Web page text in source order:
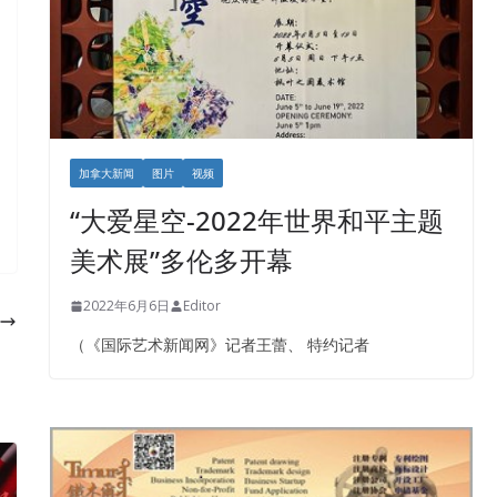
加拿大新闻 图片 视频
“大爱星空-2022年世界和平主题
美术展”多伦多开幕
2022年6月6日 Editor
（《国际艺术新闻网》记者王蕾、 特约记者